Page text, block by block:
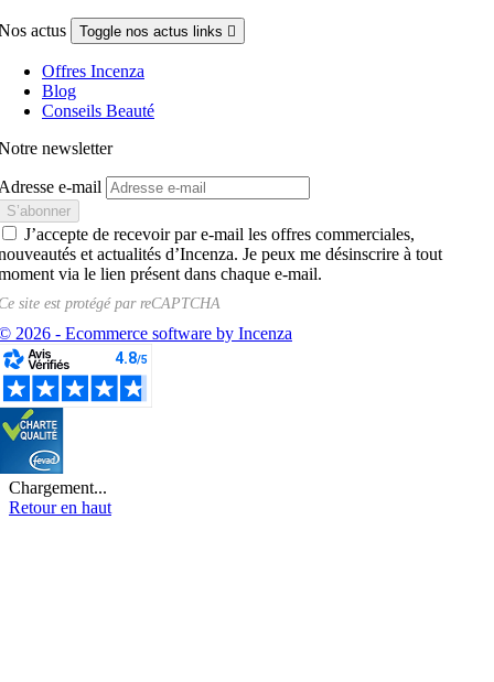
actus Toggle nos actus links 
Offres Incenza
Blog
Conseils Beauté
newsletter
e-mail
J’accepte de recevoir par e-mail les offres commerciales,
et actualités d’Incenza. Je peux me désinscrire à tout
via le lien présent dans chaque e-mail.
site est protégé parreCAPTCHA
2026 - Ecommerce software by Incenza
Chargement...
Retour en haut